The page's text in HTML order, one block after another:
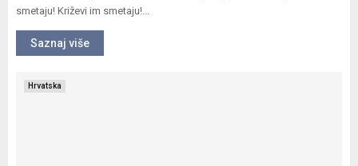
smetaju! Križevi im smetaju!...
Saznaj više
Hrvatska